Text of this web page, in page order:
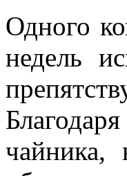
Одного
недель
чайника,